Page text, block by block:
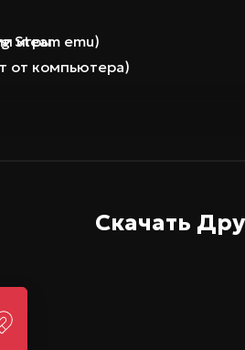
Steam emu)
игры
от компьютера)
Скачать